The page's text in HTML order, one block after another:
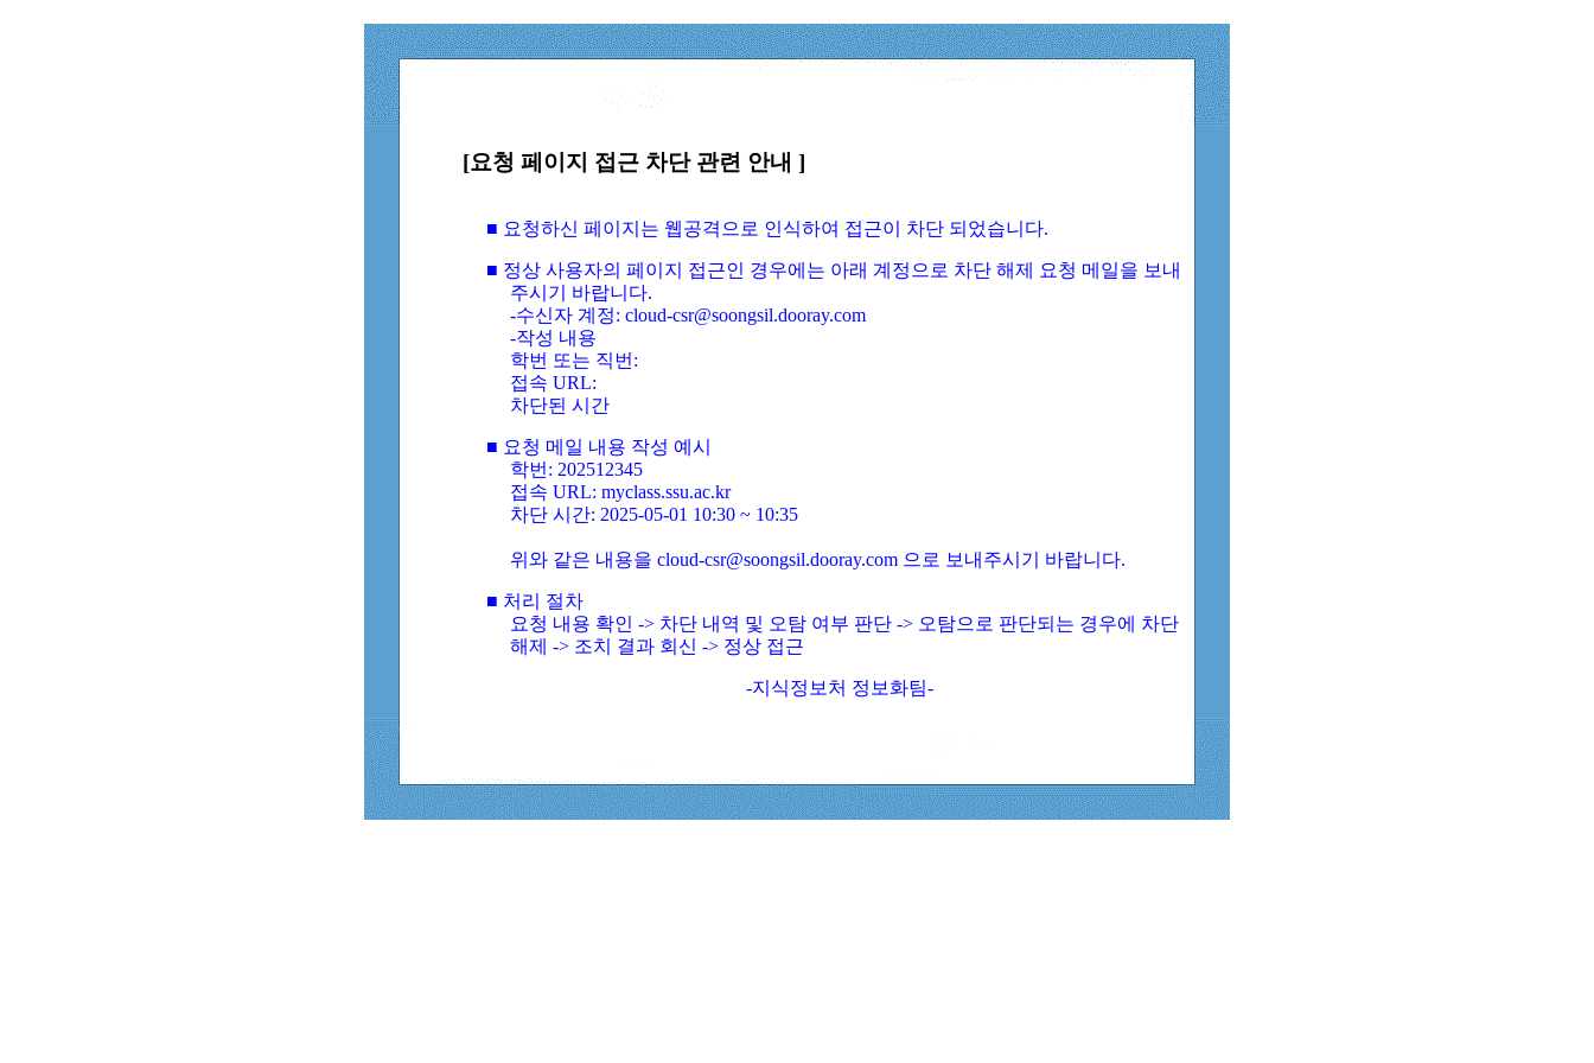
[요청 페이지 접근 차단 관련 안내 ]
■ 요청하신 페이지는 웹공격으로 인식하여 접근이 차단 되었습니다.
■ 정상 사용자의 페이지 접근인 경우에는 아래 계정으로 차단 해제 요청 메일을 보내
주시기 바랍니다.
-수신자 계정: cloud-csr@soongsil.dooray.com
-작성 내용
학번 또는 직번:
접속 URL:
차단된 시간
■ 요청 메일 내용 작성 예시
학번: 202512345
접속 URL: myclass.ssu.ac.kr
차단 시간: 2025-05-01 10:30 ~ 10:35
위와 같은 내용을 cloud-csr@soongsil.dooray.com 으로 보내주시기 바랍니다.
■ 처리 절차
요청 내용 확인 -> 차단 내역 및 오탐 여부 판단 -> 오탐으로 판단되는 경우에 차단
해제 -> 조치 결과 회신 -> 정상 접근
-지식정보처 정보화팀-